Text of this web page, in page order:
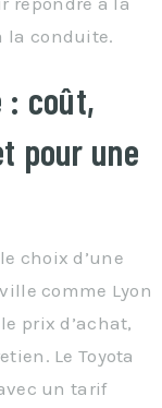
la conduite.
: coût,
pour une
choix d’une
comme Lyon
prix d’achat,
Le Toyota
un tarif